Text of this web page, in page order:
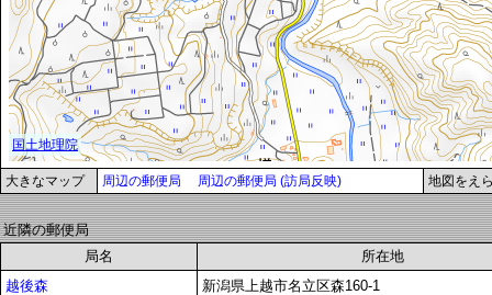
大きなマップ 周辺の郵便局 周辺の郵便局 (訪局反映) 地図をえ
近隣の郵便局
局名
所在地
越後森
新潟県上越市名立区森160-1